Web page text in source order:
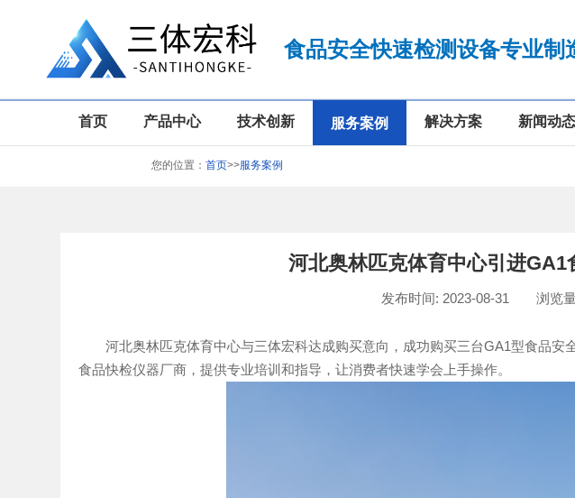
食品安全快速检测设备专业制
首页 产品中心 技术创新 服务案例 解决方案 新闻动态
您的位置： 首页>>服务案例
河北奥林匹克体育中心引进GA1
发布时间: 2023-08-31 浏览
河北奥林匹克体育中心与三体宏科达成购买意向，成功购买三台GA1型食品安
食品快检仪器厂商，提供专业培训和指导，让消费者快速学会上手操作。